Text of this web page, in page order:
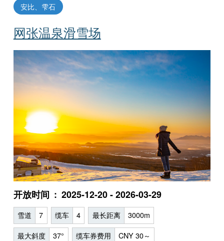
网张温泉滑雪场
安比、雫石
开放时间 2025-12-20 - 2026-03-29
雪道 7 缆车 4 最长距离 3000m
最大斜度 37° 缆车券费用 CNY 30～